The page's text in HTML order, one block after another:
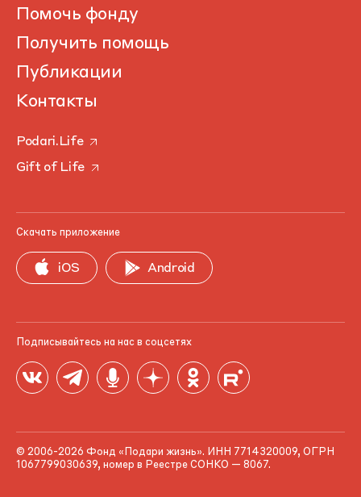
Помочь фонду
Получить помощь
Публикации
Контакты
Podari.Life
Gift of Life
Скачать приложение
iOS Android
Подписывайтесь на нас в соцсетях
© 2006-2026 Фонд «Подари жизнь». ИНН 7714320009, ОГРН
1067799030639, номер в Реестре СОНКО — 8067.